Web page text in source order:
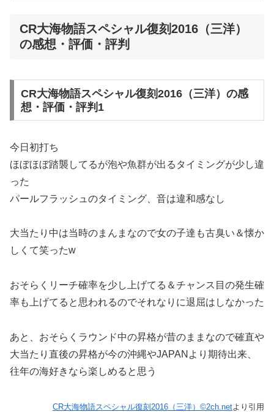
CR大海物語スペシャル復刻2016（三洋）
の感想・評価・評判
CR大海物語スペシャル復刻2016（三洋）の感
想・評価・評判1
今日初打ち
ほぼほぼ踏襲してるが泡や魚群が出るタイミングが少し違
った
パールフラッシュのタイミング、音は違和感なし
大当たり中は当時のまんまなので女の子達も古臭い＆懐か
しくて笑ったw
おそらくリーチ確率を少し上げてる＆チャンス目の発生確
率も上げてると思われるのでそれなりに退屈はしなかった
あと、おそらくラウンド中の昇格が昔のままなので確直や
大当たり直後の昇格が今の沖縄やJAPANより期待出来、
往年の海好きなら楽しめると思う
CR大海物語スペシャル復刻2016（三洋）©2ch.netより引用